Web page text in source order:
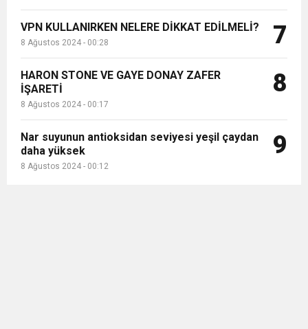
VPN KULLANIRKEN NELERE DİKKAT EDİLMELİ?
8 Ağustos 2024 - 00:28 7
HARON STONE VE GAYE DONAY ZAFER
İŞARETİ
8 Ağustos 2024 - 00:17
8
Nar suyunun antioksidan seviyesi yeşil çaydan
daha yüksek
8 Ağustos 2024 - 00:12
9